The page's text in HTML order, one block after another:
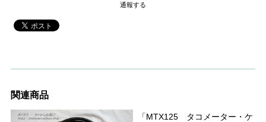
通報する
関連商品
「MTX125 タコメーター・ケ